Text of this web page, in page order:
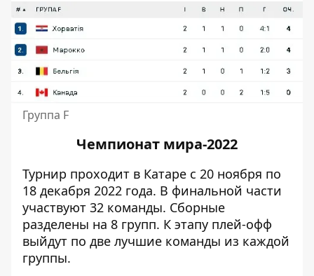
Группа F
Чемпионат мира-2022
Турнир проходит в Катаре с 20 ноября по
18 декабря 2022 года. В финальной части
участвуют 32 команды. Сборные
разделены на 8 групп. К этапу плей-офф
выйдут по две лучшие команды из каждой
группы.